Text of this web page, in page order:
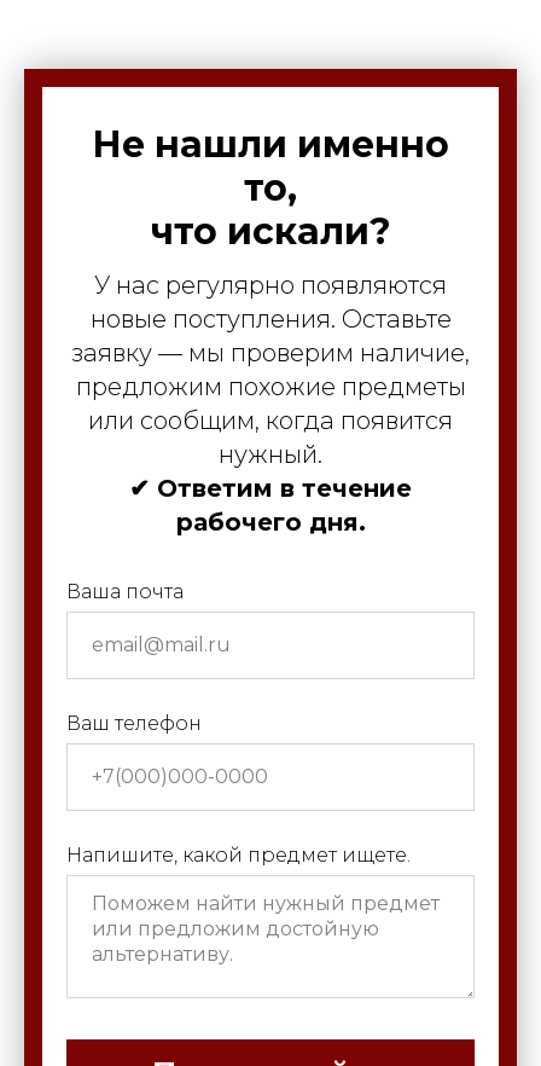
Не нашли именно
то,
что искали?
У нас регулярно появляются
новые поступления. Оставьте
заявку — мы проверим наличие,
предложим похожие предметы
или сообщим, когда появится
нужный.
✔ Ответим в течение
рабочего дня.
Ваша почта
Ваш телефон
Напишите, какой предмет ищете.